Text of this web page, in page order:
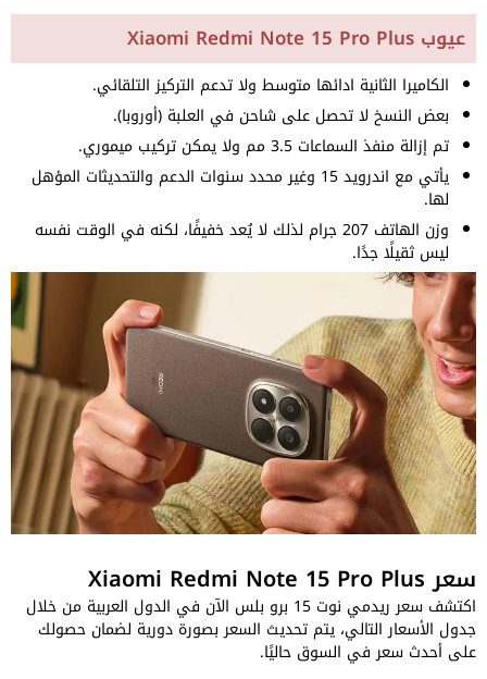
عيوب Xiaomi Redmi Note 15 Pro Plus
الكاميرا الثانية ادائها متوسط ولا تدعم التركيز التلقائي.
بعض النسخ لا تحصل على شاحن في العلبة (أوروبا).
تم إزالة منفذ السماعات 3.5 مم ولا يمكن تركيب ميموري.
يأتي مع اندرويد 15 وغير محدد سنوات الدعم والتحديثات المؤهل
لها.
وزن الهاتف 207 جرام لذلك لا يُعد خفيفًا، لكنه في الوقت نفسه
ليس ثقيلًا جدًا.
سعر Xiaomi Redmi Note 15 Pro Plus
اكتشف سعر ريدمي نوت 15 برو بلس الآن في الدول العربية من خلال
جدول الأسعار التالي، يتم تحديث السعر بصورة دورية لضمان حصولك
على أحدث سعر في السوق حاليًا.